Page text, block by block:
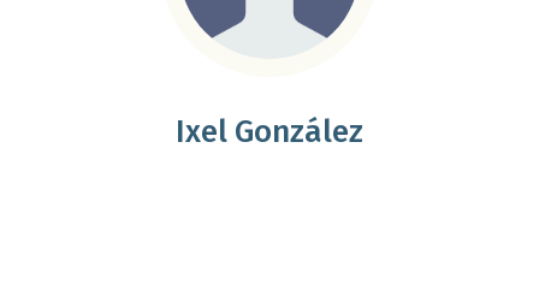
Ixel González